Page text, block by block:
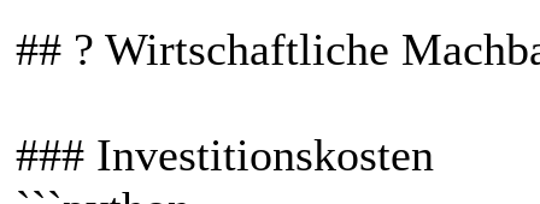
## ? Wirtschaftliche
### Investitionskosten